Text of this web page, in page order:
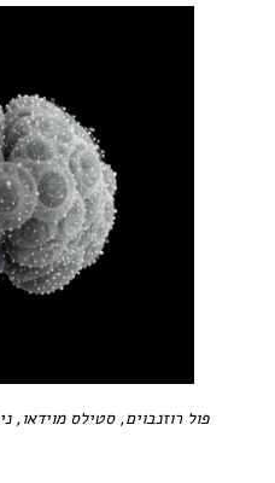
פול רוזנבוים, סטילס